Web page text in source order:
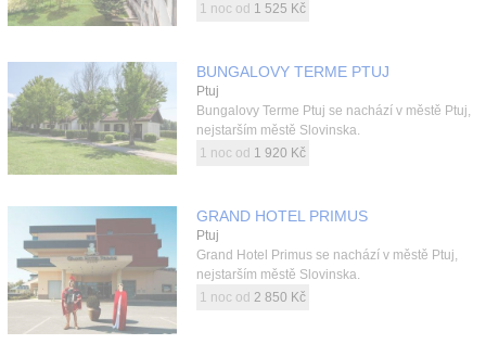
1 noc od 1 525 Kč
BUNGALOVY TERME PTUJ
Ptuj
Bungalovy Terme Ptuj se nachází v městě Ptuj,
nejstarším městě Slovinska.
1 noc od 1 920 Kč
GRAND HOTEL PRIMUS
Ptuj
Grand Hotel Primus se nachází v městě Ptuj,
nejstarším městě Slovinska.
1 noc od 2 850 Kč